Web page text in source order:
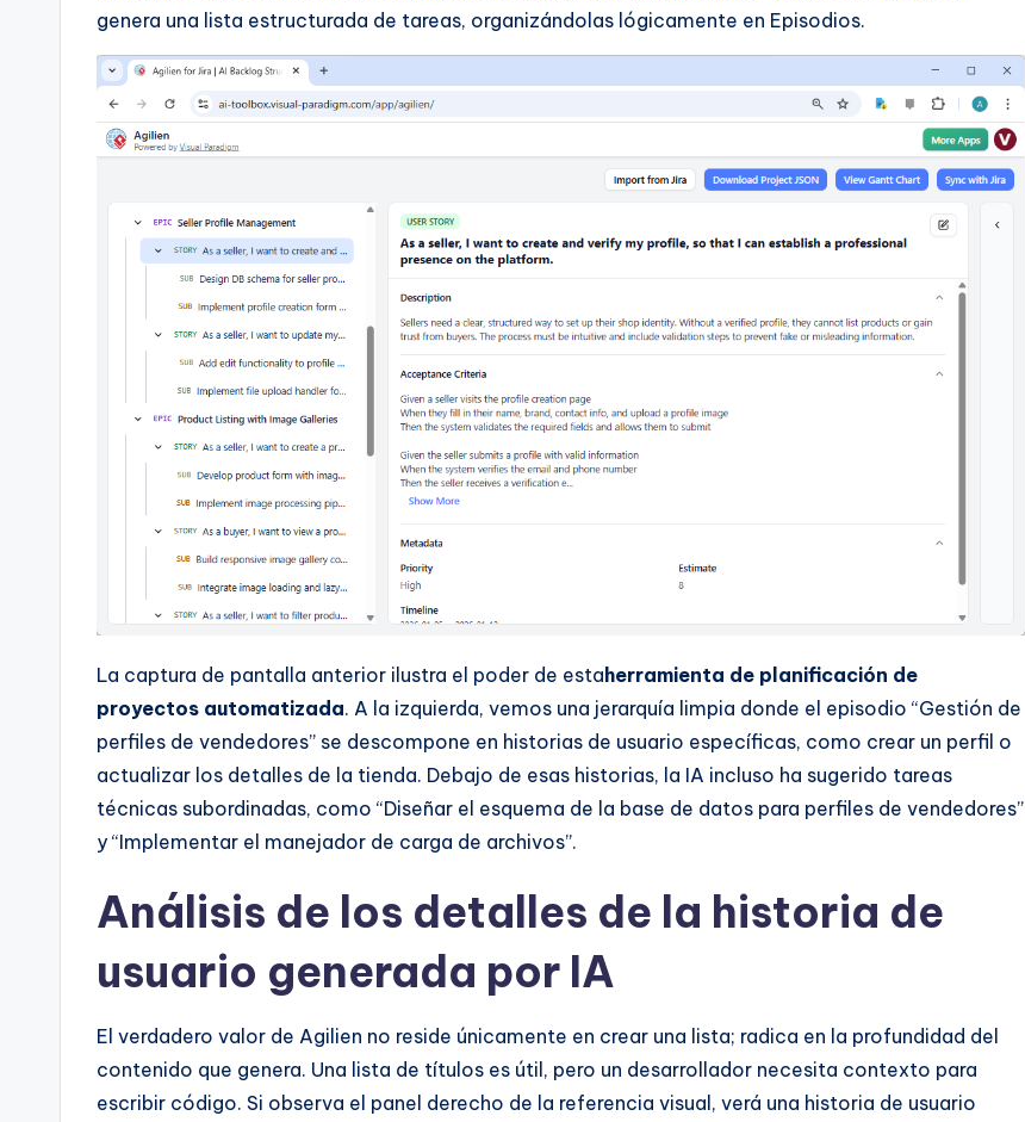
genera una lista estructurada de tareas, organizándolas lógicamente en Episodios.
La captura de pantalla anterior ilustra el poder de estaherramienta de planificación de
proyectos automatizada. A la izquierda, vemos una jerarquía limpia donde el episodio “Gestión de
perfiles de vendedores” se descompone en historias de usuario específicas, como crear un perfil o
actualizar los detalles de la tienda. Debajo de esas historias, la IA incluso ha sugerido tareas
técnicas subordinadas, como “Diseñar el esquema de la base de datos para perfiles de vendedores”
y “Implementar el manejador de carga de archivos”.
Análisis de los detalles de la historia de
usuario generada por IA
El verdadero valor de Agilien no reside únicamente en crear una lista; radica en la profundidad del
contenido que genera. Una lista de títulos es útil, pero un desarrollador necesita contexto para
escribir código. Si observa el panel derecho de la referencia visual, verá una historia de usuario